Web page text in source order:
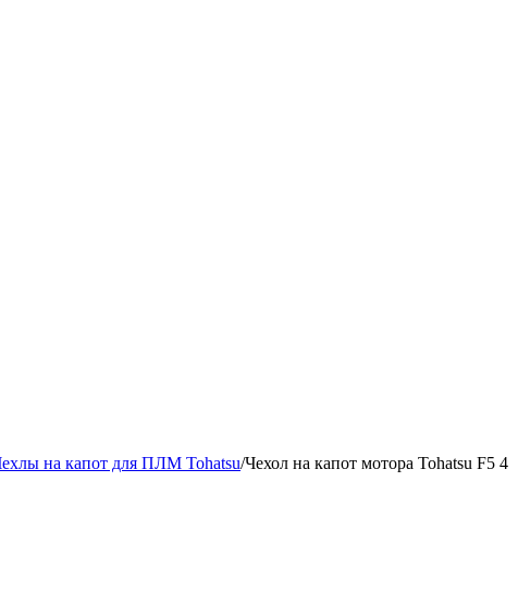
на капот для ПЛМ Tohatsu/Чехол на капот мотора Tohatsu F5 4